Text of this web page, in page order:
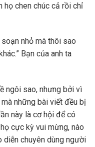
họ chen chúc cả rồi chỉ
nhỏ mà thôi sao
Bạn của anh ta
ngôi sao, nhưng bởi vì
những bài viết đều bị
này là cơ hội để có
cực kỳ vui mừng, nào
diễn chuyên dùng người